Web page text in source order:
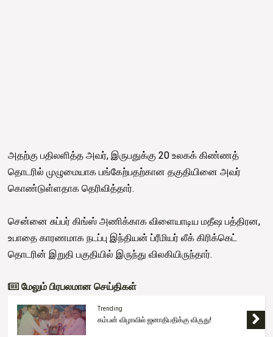
அதற்கு பதிலளித்த அவர், இருபதுக்கு 20 உலகக் கிண்ணத்
தொடரில் முழுமையாக பங்கேற்பதற்கான தகுதியினை அவர்
கொண்டுள்ளதாக தெரிவித்தார்.
சென்னை சுப்பர் கிங்ஸ் அணிக்காக விளையாடிய மதீஷ பத்திரன,
உபாதை காரணமாக நடப்பு இந்தியன் ப்ரீமியர் லீக் கிரிக்கெட்
தொடரின் இறுதி பகுதியில் இருந்து விலகியிருந்தார்.
மேலும் பிரபலமான செய்திகள்
ஒடுக்குமுறைக்கு எதிரான ஆட்சிக்காக